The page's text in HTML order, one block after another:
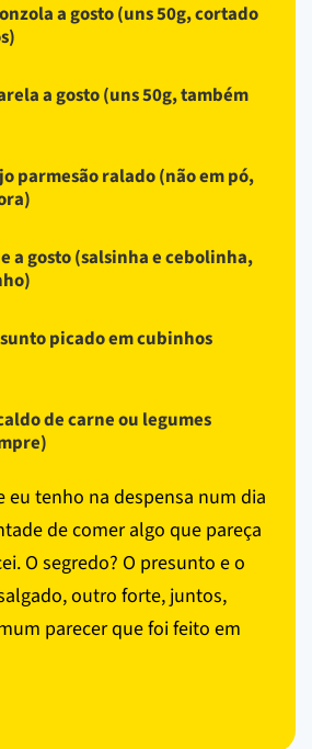
a gosto (uns 50g, cortado
a gosto (uns 50g, também
parmesão ralado (não em pó,
a gosto (salsinha e cebolinha,
picado em cubinhos
de carne ou legumes
eu tenho na despensa num dia
de comer algo que pareça
O segredo? O presunto e o
outro forte, juntos,
parecer que foi feito em